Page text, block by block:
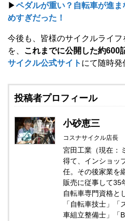
▶ペダルが重い？自転車が進
めすぎだった！
今後も、皆様のサイクルライ
を、 これまでに公開した約600
サイクル公式サイト にて随時発
投稿者プロフィール
小砂恵三
コスナサイクル店長
宮田工業（現在：
得て、インショッ
任。その後家業を
販売に従事して35
自転車専門資格と
「自転車技士」「
車組立整備士」「